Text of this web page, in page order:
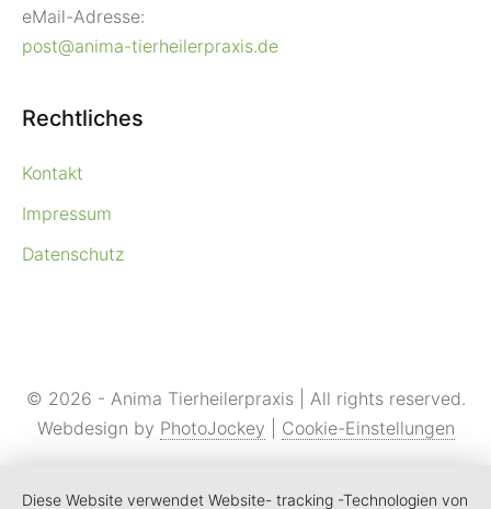
eMail-Adresse:
post@anima-tierheilerpraxis.de
Rechtliches
Kontakt
Impressum
Datenschutz
© 2026 - Anima Tierheilerpraxis | All rights reserved.
Webdesign by PhotoJockey Cookie-Einstellungen
Diese Website verwendet Website- tracking -Technologien von